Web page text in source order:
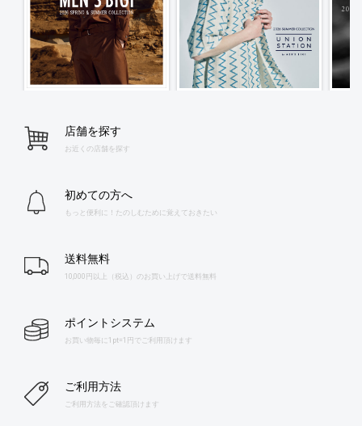
店舗を探す
お近くの店舗を探す
初めての方へ
もっと便利に！たのしむために覚えておきたい
送料無料
10,000円以上（税込）のお買い上げで送料無料
ポイントシステム
お買い物毎に1pt=1円でご利用頂けます
ご利用方法
ご利用方法をご確認頂けます